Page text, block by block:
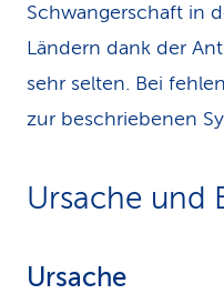
Schwangerschaft in
Ländern dank der
sehr selten. Bei
zur beschriebenen
Ursache und
Ursache